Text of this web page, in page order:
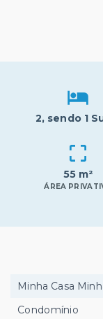
2, sendo 1
55 m²
ÁREA
Minha Casa
Condomínio